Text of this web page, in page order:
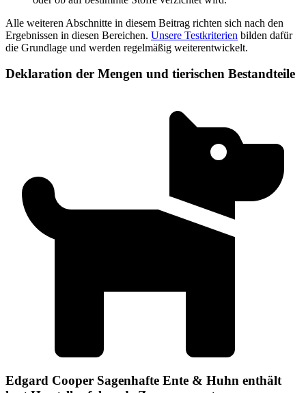
Alle weiteren Abschnitte in diesem Beitrag richten sich nach den
Ergebnissen in diesen Bereichen. Unsere Testkriterien bilden dafür
die Grundlage und werden regelmäßig weiterentwickelt.
Deklaration der Mengen und tierischen Bestandteile
Edgard Cooper Sagenhafte Ente & Huhn enthält